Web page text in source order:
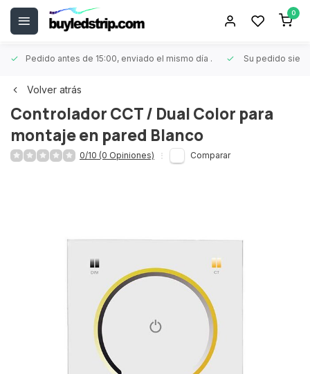
0
Pedido antes de 15:00, enviado el mismo día . Su pedido
Volver atrás
Controlador CCT / Dual Color para
montaje en pared Blanco
0/10 (0 Opiniones) Comparar